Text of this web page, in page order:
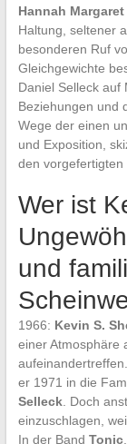
Hannah
Haltung, seltener
besonderen Ruf
Gleichgewichte
Daniel Selleck auf
Beziehungen und
Wege der einen
und Exposition,
den vorgefertigten
Wer ist
und
1966: Kevin S.
einer Atmosphäre
er 1971 in die
Selleck. Doch
einzuschlagen,
In der Band Tonic